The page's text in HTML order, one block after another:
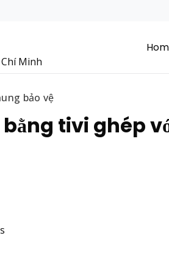
Minh
bảo vệ
tivi ghép